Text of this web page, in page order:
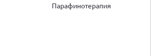
Парафинотерапия